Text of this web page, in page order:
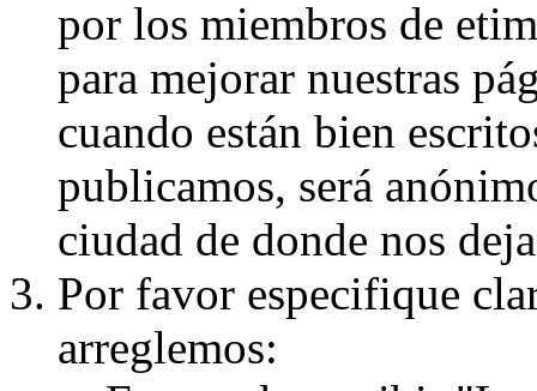
por los miembros de
para mejorar nuestras
cuando están bien
publicamos, será
ciudad de donde nos
Por favor especifique
arreglemos: